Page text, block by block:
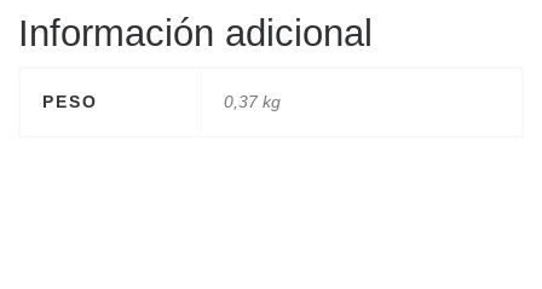
Información adicional
PESO 0,37 kg